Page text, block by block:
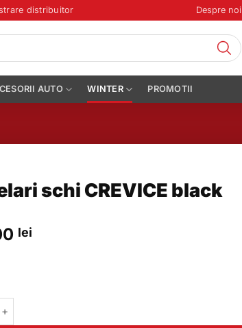
distribuitor Despre noi
AUTO WINTER PROMOTII
schi CREVICE black
lei
Ochelari schi CREVICE black